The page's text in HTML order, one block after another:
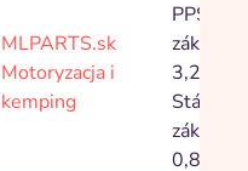
MLPARTS.sk
Motoryzacja i
kemping
PPS
zákazník
3,20 %,
Stávající
zákazník
0,80 %